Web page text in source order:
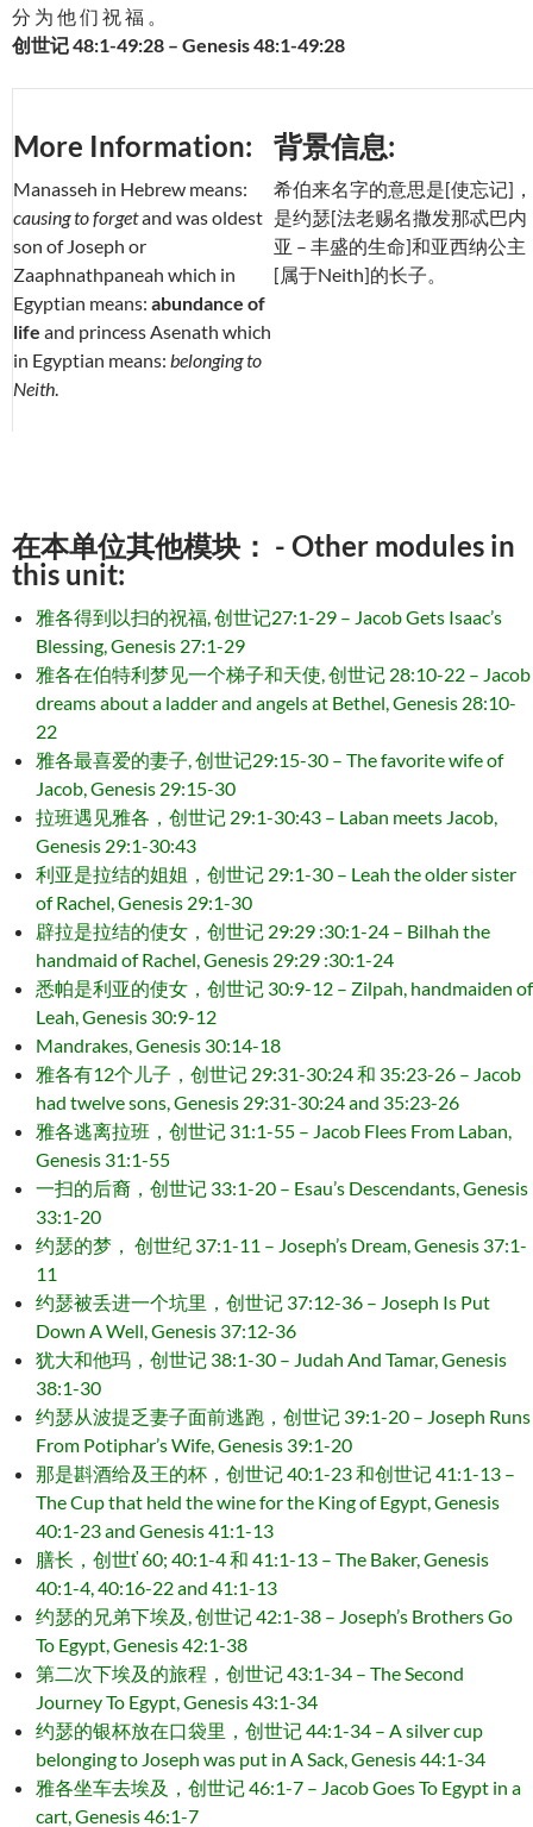
分 为 他 们 祝 福 。
创世记 48:1-49:28 – Genesis 48:1-49:28
More Information:
Manasseh in Hebrew means:
causing to forgetand was oldest
son of Joseph or
Zaaphnathpaneah which in
Egyptian means: abundance of
life and princess Asenath which
in Egyptian means: belonging to
Neith.
背景信息:
希伯来名字的意思是[使忘记]，
是约瑟[法老赐名撒发那忒巴内
亚 – 丰盛的生命]和亚西纳公主
[属于Neith]的长子。
在本单位其他模块： - Other modules in
this unit:
雅各得到以扫的祝福, 创世记27:1-29 – Jacob Gets Isaac’s
Blessing, Genesis 27:1-29
雅各在伯特利梦见一个梯子和天使, 创世记 28:10-22 – Jacob
dreams about a ladder and angels at Bethel, Genesis 28:10-
22
雅各最喜爱的妻子, 创世记29:15-30 – The favorite wife of
Jacob, Genesis 29:15-30
拉班遇见雅各，创世记 29:1-30:43 – Laban meets Jacob,
Genesis 29:1-30:43
利亚是拉结的姐姐，创世记 29:1-30 – Leah the older sister
of Rachel, Genesis 29:1-30
辟拉是拉结的使女，创世记 29:29 :30:1-24 – Bilhah the
handmaid of Rachel, Genesis 29:29 :30:1-24
悉帕是利亚的使女，创世记 30:9-12 – Zilpah, handmaiden of
Leah, Genesis 30:9-12
Mandrakes, Genesis 30:14-18
雅各有12个儿子，创世记 29:31-30:24 和 35:23-26 – Jacob
had twelve sons, Genesis 29:31-30:24 and 35:23-26
雅各逃离拉班，创世记 31:1-55 – Jacob Flees From Laban,
Genesis 31:1-55
一扫的后裔，创世记 33:1-20 – Esau’s Descendants, Genesis
33:1-20
约瑟的梦， 创世纪 37:1-11 – Joseph’s Dream, Genesis 37:1-
11
约瑟被丢进一个坑里，创世记 37:12-36 – Joseph Is Put
Down A Well, Genesis 37:12-36
犹大和他玛，创世记 38:1-30 – Judah And Tamar, Genesis
38:1-30
约瑟从波提乏妻子面前逃跑，创世记 39:1-20 – Joseph Runs
From Potiphar’s Wife, Genesis 39:1-20
那是斟酒给及王的杯，创世记 40:1-23 和创世记 41:1-13 –
The Cup that held the wine for the King of Egypt, Genesis
40:1-23 and Genesis 41:1-13
膳长，创世ť 60; 40:1-4 和 41:1-13 – The Baker, Genesis
40:1-4, 40:16-22 and 41:1-13
约瑟的兄弟下埃及, 创世记 42:1-38 – Joseph’s Brothers Go
To Egypt, Genesis 42:1-38
第二次下埃及的旅程，创世记 43:1-34 – The Second
Journey To Egypt, Genesis 43:1-34
约瑟的银杯放在口袋里，创世记 44:1-34 – A silver cup
belonging to Joseph was put in A Sack, Genesis 44:1-34
雅各坐车去埃及，创世记 46:1-7 – Jacob Goes To Egypt in a
cart, Genesis 46:1-7